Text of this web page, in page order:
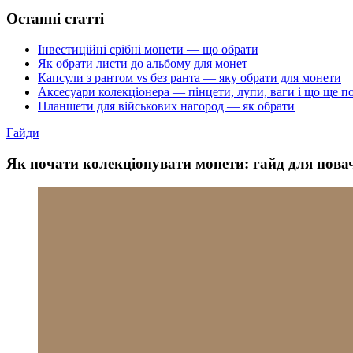
Останні статті
Інвестиційні срібні монети — що обрати
Як обрати листи до альбому для монет
Капсули з рантом vs без ранта — яку обрати для монети
Аксесуари колекціонера — пінцети, лупи, ваги і що ще
Планшети для військових нагород — як обрати
Гайди
Як почати колекціонувати монети: гайд для